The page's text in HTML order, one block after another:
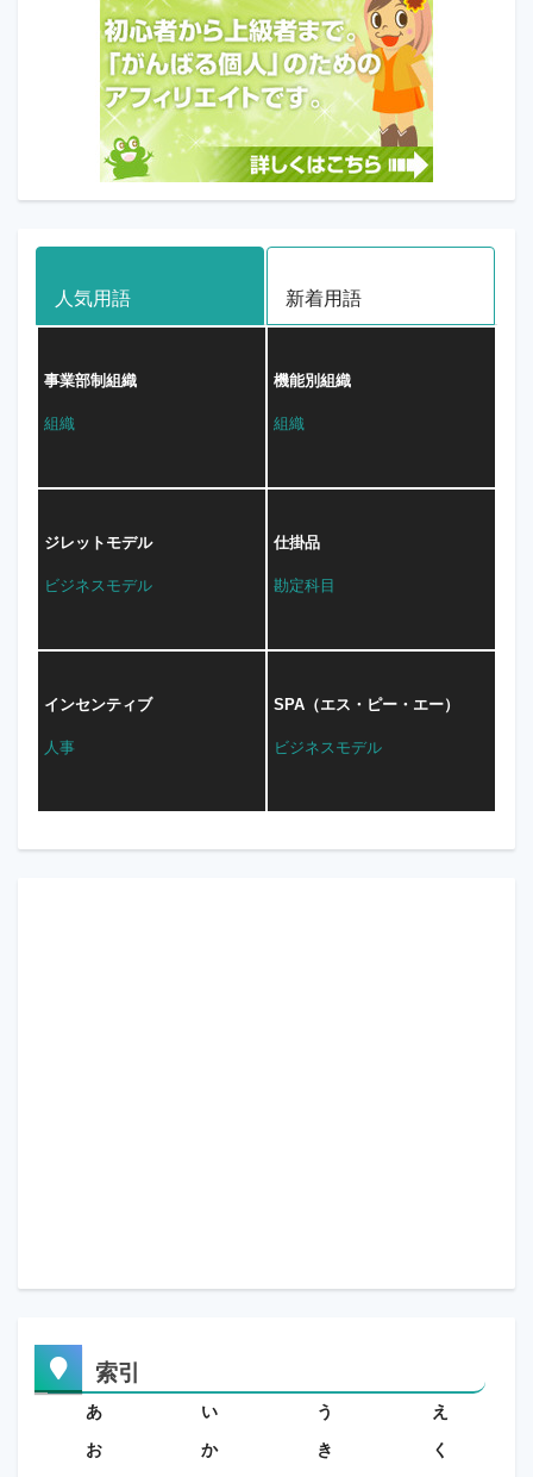
人気用語 新着用語
事業部制組織
組織
機能別組織
組織
ジレットモデル
ビジネスモデル
仕掛品
勘定科目
インセンティブ
人事
SPA（エス・ピー・エー）
ビジネスモデル
索引
あ い う
え
お
か き
く